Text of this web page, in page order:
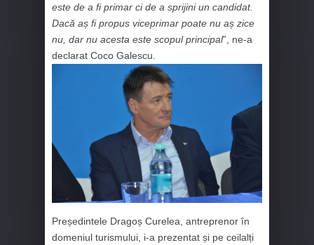
este de a fi primar ci de a sprijini un candidat.
Dacă aș fi propus viceprimar poate nu aș zice
nu, dar nu acesta este scopul principal”, ne-a
declarat Coco Galescu.
Președintele Dragoș Curelea, antreprenor în
domeniul turismului, i-a prezentat și pe ceilalți